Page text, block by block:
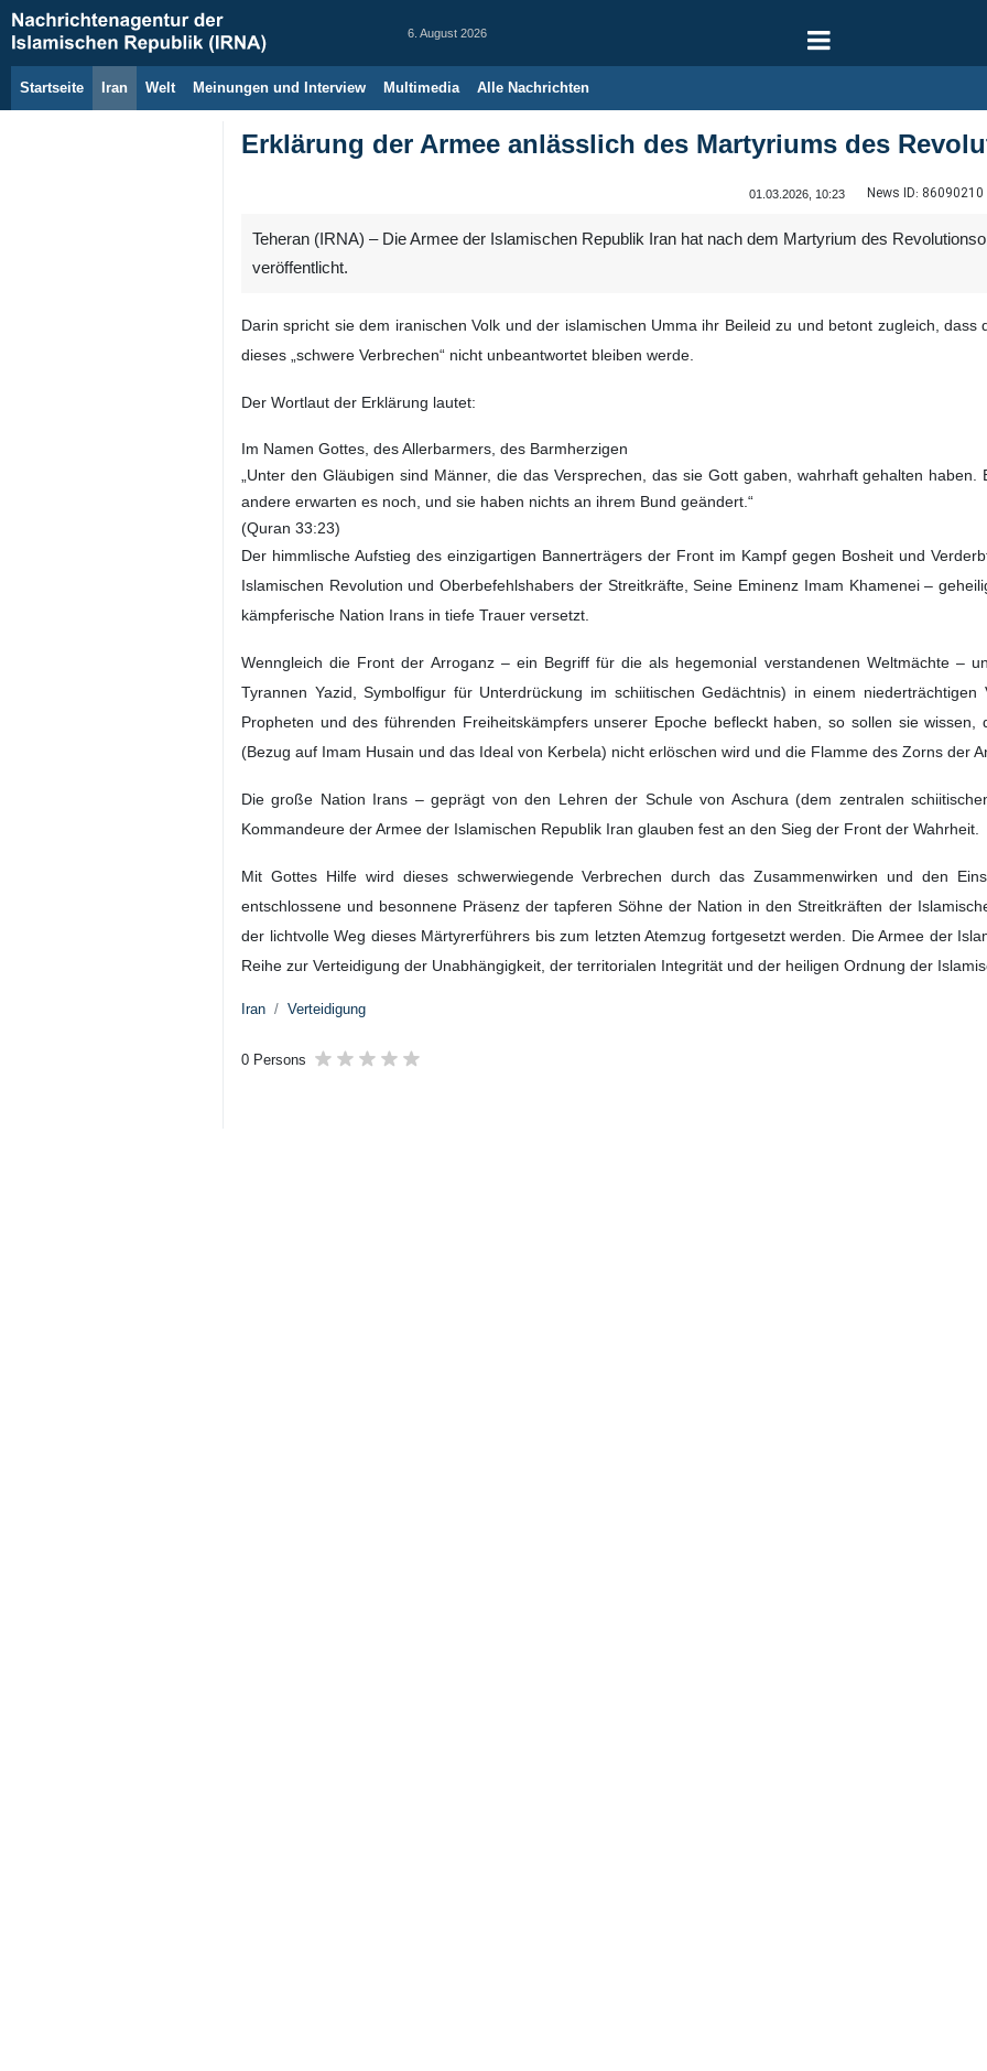
6. August 2026
Startseite Iran Welt Meinungen und Interview Multimedia Alle Nachrichten
Erklärung der Armee anlässlich des Martyriums des
01.03.2026, 10:23 News ID: 86090210
Teheran (IRNA) – Die Armee der Islamischen Republik Iran hat nach dem Martyrium des
veröffentlicht.
Darin spricht sie dem iranischen Volk und der islamischen Umma ihr Beileid zu und betont zugleich,
dieses „schwere Verbrechen“ nicht unbeantwortet bleiben werde.
Der Wortlaut der Erklärung lautet:
Im Namen Gottes, des Allerbarmers, des Barmherzigen
„Unter den Gläubigen sind Männer, die das Versprechen, das sie Gott gaben, wahrhaft gehalten
andere erwarten es noch, und sie haben nichts an ihrem Bund geändert.“
(Quran 33:23)
Der himmlische Aufstieg des einzigartigen Bannerträgers der Front im Kampf gegen Bosheit und
Islamischen Revolution und Oberbefehlshabers der Streitkräfte, Seine Eminenz Imam Khamenei –
kämpferische Nation Irans in tiefe Trauer versetzt.
Wenngleich die Front der Arroganz – ein Begriff für die als hegemonial verstandenen Weltmächte –
Tyrannen Yazid, Symbolfigur für Unterdrückung im schiitischen Gedächtnis) in einem
Propheten und des führenden Freiheitskämpfers unserer Epoche befleckt haben, so sollen sie
(Bezug auf Imam Husain und das Ideal von Kerbela) nicht erlöschen wird und die Flamme des Zorns der
Die große Nation Irans – geprägt von den Lehren der Schule von Aschura (dem zentralen
Kommandeure der Armee der Islamischen Republik Iran glauben fest an den Sieg der Front der Wahrheit.
Mit Gottes Hilfe wird dieses schwerwiegende Verbrechen durch das Zusammenwirken und den
entschlossene und besonnene Präsenz der tapferen Söhne der Nation in den Streitkräften der
der lichtvolle Weg dieses Märtyrerführers bis zum letzten Atemzug fortgesetzt werden. Die Armee der
Reihe zur Verteidigung der Unabhängigkeit, der territorialen Integrität und der heiligen Ordnung der
Iran Verteidigung
0 Persons